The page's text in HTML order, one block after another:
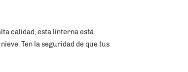
calidad, esta linterna está
Ten la seguridad de que tus